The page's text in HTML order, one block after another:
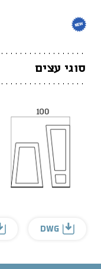
סוגי עצים
DWG